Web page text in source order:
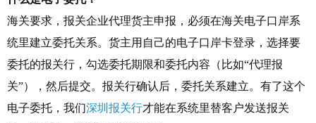
海关要求，报关企业代理货主申报，必须在海关电子口岸系
统里建立委托关系。货主用自己的电子口岸卡登录，选择要
委托的报关行，勾选委托期限和委托内容（比如“代理报
关”），然后提交。报关行确认后，委托关系建立。有了这个
电子委托，我们深圳报关行才能在系统里替客户发送报关